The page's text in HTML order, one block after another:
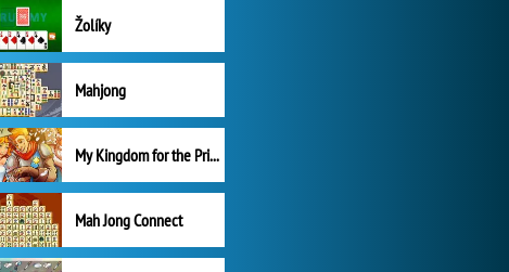
Žolíky
Mahjong
My Kingdom for the Princess Plná verze
Mah Jong Connect